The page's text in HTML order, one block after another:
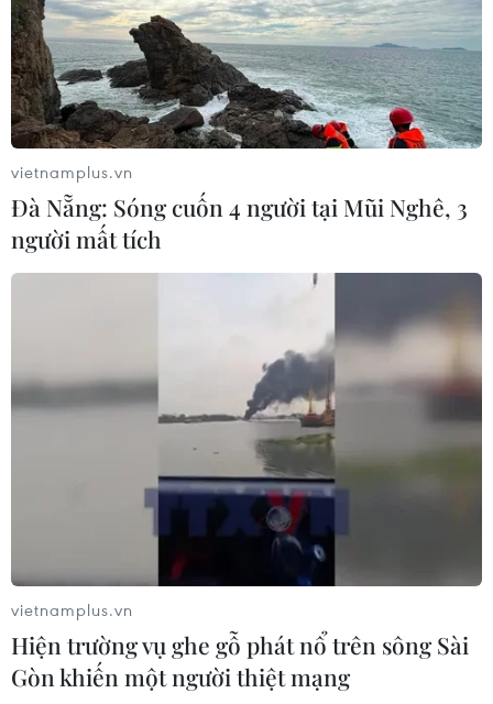
vietnamplus.vn
Đà Nẵng: Sóng cuốn 4 người tại Mũi Nghê, 3
người mất tích
vietnamplus.vn
Hiện trường vụ ghe gỗ phát nổ trên sông Sài
Gòn khiến một người thiệt mạng